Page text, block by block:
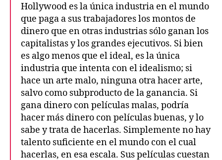
Hollywood es la única industria en el mundo
que paga a sus trabajadores los montos de
dinero que en otras industrias sólo ganan los
capitalistas y los grandes ejecutivos. Si bien
es algo menos que el ideal, es la única
industria que intenta con el idealismo; si
hace un arte malo, ninguna otra hacer arte,
salvo como subproducto de la ganancia. Si
gana dinero con películas malas, podría
hacer más dinero con películas buenas, y lo
sabe y trata de hacerlas. Simplemente no hay
talento suficiente en el mundo con el cual
hacerlas, en esa escala. Sus películas cuestan